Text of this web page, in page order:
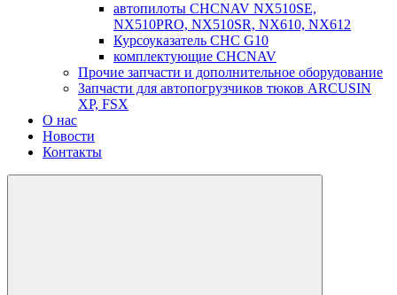
автопилоты CHCNAV NX510SE,
NX510PRO, NX510SR, NX610, NX612
Курсоуказатель CHC G10
комплектующие CHCNAV
Прочие запчасти и дополнительное оборудование
Запчасти для автопогрузчиков тюков ARCUSIN
XP, FSX
О нас
Новости
Контакты